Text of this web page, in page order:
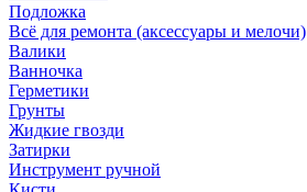
Подложка
Всё для ремонта (аксессуары и мелочи)
Валики
Ванночка
Герметики
Грунты
Жидкие гвозди
Затирки
Инструмент ручной